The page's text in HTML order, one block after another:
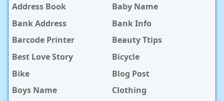
Address Book
Baby Name
Bank Address
Bank Info
Barcode Printer
Beauty Ttips
Best Love Story
Bicycle
Bike
Blog Post
Boys Name
Clothing